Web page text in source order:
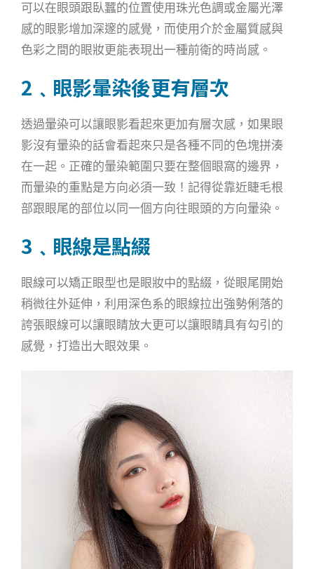
可以在眼頭跟臥蠶的位置使用珠光色調或金屬光澤
感的眼影增加深邃的感覺，而使用介於金屬質感與
色彩之間的眼妝更能表現出一種前衛的時尚感。
2﹑眼影暈染後更有層次
透過暈染可以讓眼影看起來更加有層次感，如果眼
影沒有暈染的話會看起來只是各種不同的色塊拼湊
在一起。正確的暈染範圍只要在整個眼窩的邊界，
而暈染的重點是方向必須一致！記得從靠近睫毛根
部跟眼尾的部位以同一個方向往眼頭的方向暈染。
3﹑眼線是點綴
眼線可以矯正眼型也是眼妝中的點綴，從眼尾開始
稍微往外延伸，利用深色系的眼線拉出強勢俐落的
誇張眼線可以讓眼睛放大更可以讓眼睛具有勾引的
感覺，打造出大眼效果。